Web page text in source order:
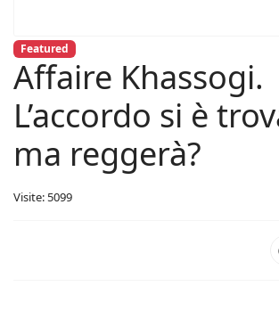
Featured
Affaire Khassogi.
L’accordo si è
ma reggerà?
Visite: 5099